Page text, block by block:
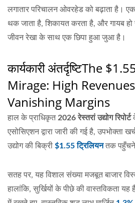
लगातार परिचालन ओवरहेड को बढ़ाता है।
थक जाता है, शिकायत करता है, और गायब
जीवन रेखा के साथ एक छिपा हुआ जुआ है।
कार्यकारी अंतर्दृष्टिThe
Mirage: High
Vanishing Margins
हाल के प्राधिकृत 2026 रेस्तरां उद्योग रिपोर्ट
एसोसिएशन द्वारा जारी की गई है, उपभोक्ता
उद्योग की बिक्री $1.55 ट्रिलियनतक पहुँचने
सतह पर, यह विशाल संख्या मजबूत बाजार
हालांकि, सुर्खियों के पीछे की वास्तविकता यह